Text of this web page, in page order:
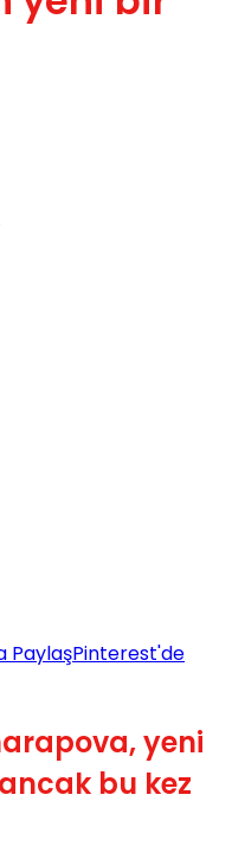
PaylaşPinterest'de
yeni
bu kez